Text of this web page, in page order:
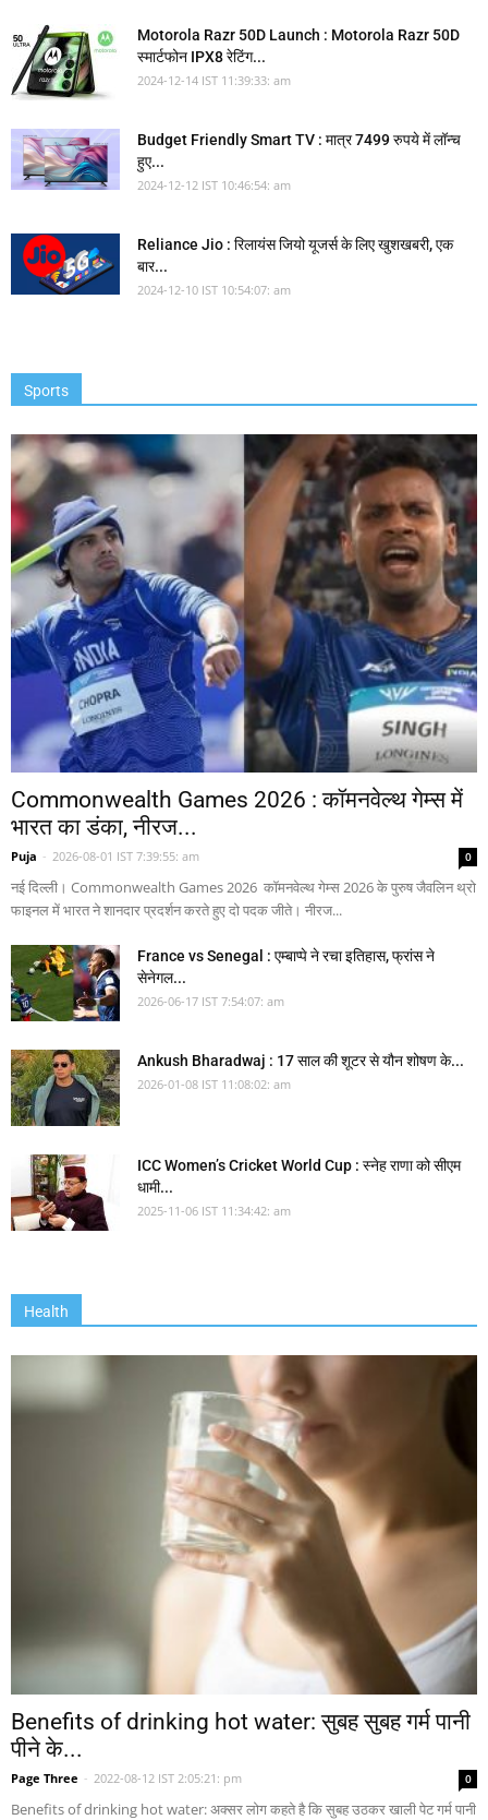
Motorola Razr 50D Launch : Motorola Razr 50D
स्मार्टफोन IPX8 रेटिंग...
2024-12-14 IST 11:39:33: am
Budget Friendly Smart TV : मात्र 7499 रुपये में लॉन्च
हुए...
2024-12-12 IST 10:46:54: am
Reliance Jio : रिलायंस जियो यूजर्स के लिए खुशखबरी, एक
बार...
2024-12-10 IST 10:54:07: am
Sports
Commonwealth Games 2026 : कॉमनवेल्थ गेम्स में
भारत का डंका, नीरज...
Puja - 2026-08-01 IST 7:39:55: am 0
नई दिल्ली। Commonwealth Games 2026 कॉमनवेल्थ गेम्स 2026 के पुरुष जैवलिन थ्रो
फाइनल में भारत ने शानदार प्रदर्शन करते हुए दो पदक जीते। नीरज...
France vs Senegal : एम्बाप्पे ने रचा इतिहास, फ्रांस ने
सेनेगल...
2026-06-17 IST 7:54:07: am
Ankush Bharadwaj : 17 साल की शूटर से यौन शोषण के...
2026-01-08 IST 11:08:02: am
ICC Women’s Cricket World Cup : स्नेह राणा को सीएम
धामी...
2025-11-06 IST 11:34:42: am
Health
Benefits of drinking hot water: सुबह सुबह गर्म पानी
पीने के...
Page Three - 2022-08-12 IST 2:05:21: pm 0
Benefits of drinking hot water: अक्सर लोग कहते है कि सुबह उठकर खाली पेट गर्म पानी